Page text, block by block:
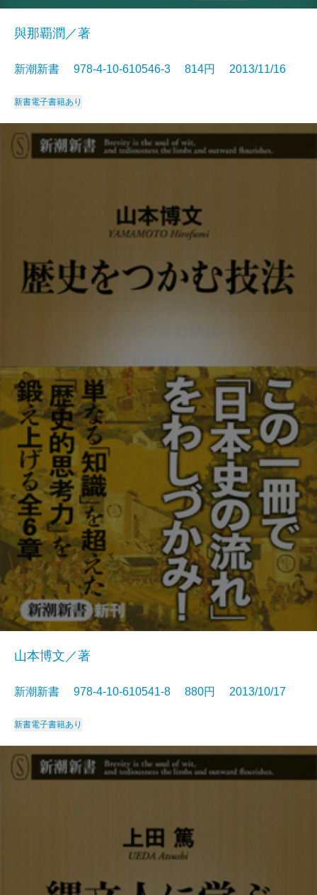
與那覇潤／著
新潮新書 978-4-10-610546-3 814円 2013/11/16
新書電子書籍あり
山本博文／著
新潮新書 978-4-10-610541-8 880円 2013/10/17
新書電子書籍あり